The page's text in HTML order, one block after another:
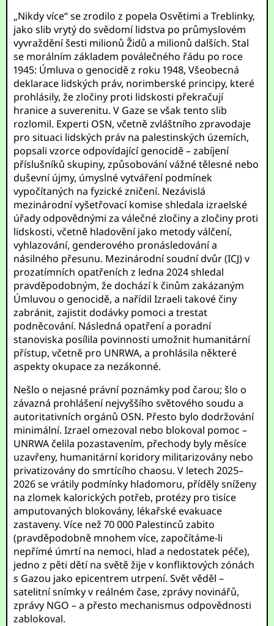
„Nikdy více“ se zrodilo z popela Osvětimi a Treblinky,
jako slib vrytý do svědomí lidstva po průmyslovém
vyvraždění šesti milionů Židů a milionů dalších. Stal
se morálním základem poválečného řádu po roce
1945: Úmluva o genocidě z roku 1948, Všeobecná
deklarace lidských práv, norimberské principy, které
prohlásily, že zločiny proti lidskosti překračují
hranice a suverenitu. V Gaze se však tento slib
rozlomil. Experti OSN, včetně zvláštního zpravodaje
pro situaci lidských práv na palestinských územích,
popsali vzorce odpovídající genocidě – zabíjení
příslušníků skupiny, způsobování vážné tělesné nebo
duševní újmy, úmyslné vytváření podmínek
vypočítaných na fyzické zničení. Nezávislá
mezinárodní vyšetřovací komise shledala izraelské
úřady odpovědnými za válečné zločiny a zločiny proti
lidskosti, včetně hladovění jako metody válčení,
vyhlazování, genderového pronásledování a
násilného přesunu. Mezinárodní soudní dvůr (ICJ) v
prozatímních opatřeních z ledna 2024 shledal
pravděpodobným, že dochází k činům zakázaným
Úmluvou o genocidě, a nařídil Izraeli takové činy
zabránit, zajistit dodávky pomoci a trestat
podněcování. Následná opatření a poradní
stanoviska posílila povinnosti umožnit humanitární
přístup, včetně pro UNRWA, a prohlásila některé
aspekty okupace za nezákonné.
Nešlo o nejasné právní poznámky pod čarou; šlo o
závazná prohlášení nejvyššího světového soudu a
autoritativních orgánů OSN. Přesto bylo dodržování
minimální. Izrael omezoval nebo blokoval pomoc –
UNRWA čelila pozastavením, přechody byly měsíce
uzavřeny, humanitární koridory militarizovány nebo
privatizovány do smrtícího chaosu. V letech 2025–
2026 se vrátily podmínky hladomoru, příděly sníženy
na zlomek kalorických potřeb, protézy pro tisíce
amputovaných blokovány, lékařské evakuace
zastaveny. Více než 70 000 Palestinců zabito
(pravděpodobně mnohem více, započítáme-li
nepřímé úmrtí na nemoci, hlad a nedostatek péče),
jedno z pěti dětí na světě žije v konfliktových zónách
s Gazou jako epicentrem utrpení. Svět věděl –
satelitní snímky v reálném čase, zprávy novinářů,
zprávy NGO – a přesto mechanismus odpovědnosti
zablokoval.